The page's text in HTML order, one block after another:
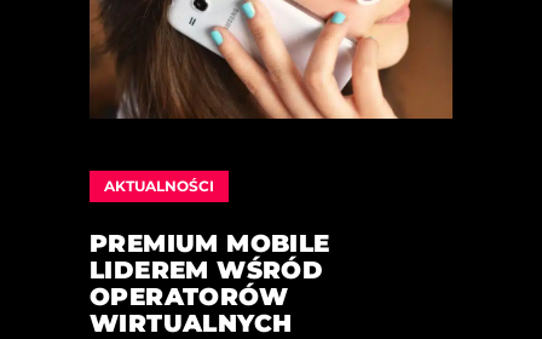
AKTUALNOŚCI
PREMIUM MOBILE
LIDEREM WŚRÓD
OPERATORÓW
WIRTUALNYCH